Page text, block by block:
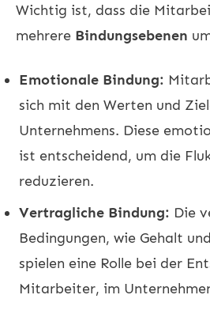
Wichtig ist, dass die
mehrere Bindungsebenen
Emotionale Bindung:
sich mit den Werten und
Unternehmens. Diese
ist entscheidend, um die
reduzieren.
Vertragliche Bindung: Die
Bedingungen, wie Gehalt
spielen eine Rolle bei der
Mitarbeiter, im